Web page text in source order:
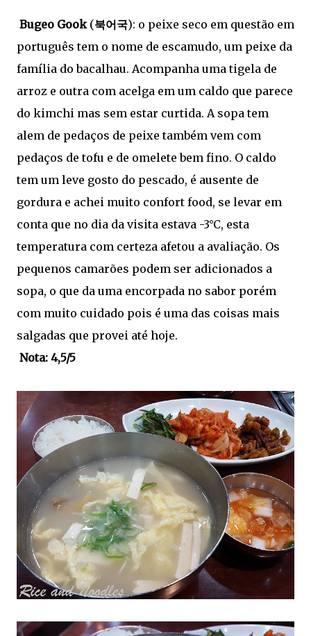
Bugeo Gook(북어국): o peixe seco em questão em
português tem o nome de escamudo, um peixe da
família do bacalhau. Acompanha uma tigela de
arroz e outra com acelga em um caldo que parece
do kimchi mas sem estar curtida. A sopa tem
alem de pedaços de peixe também vem com
pedaços de tofu e de omelete bem fino. O caldo
tem um leve gosto do pescado, é ausente de
gordura e achei muito confort food, se levar em
conta que no dia da visita estava -3°C, esta
temperatura com certeza afetou a avaliação. Os
pequenos camarões podem ser adicionados a
sopa, o que da uma encorpada no sabor porém
com muito cuidado pois é uma das coisas mais
salgadas que provei até hoje.
Nota: 4,5/5